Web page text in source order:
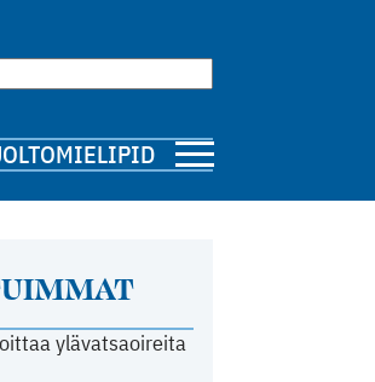
MIELIPIDE
ylävatsaoireita